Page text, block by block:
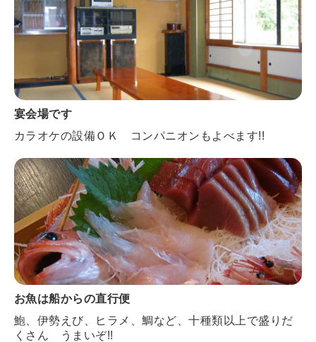
宴会場です
カラオケの設備ＯＫ コンパニオンもよべます!!
お魚は船からの直行便
鮑、伊勢えび、ヒラメ、鯛など、十種類以上で盛りだ
くさん うまいぞ!!